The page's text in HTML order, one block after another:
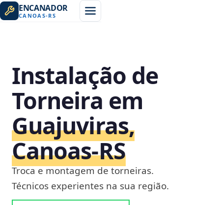
ENCANADOR
CANOAS-RS
Instalação de
Torneira em
Guajuviras,
Canoas‑RS
Troca e montagem de torneiras.
Técnicos experientes na sua região.